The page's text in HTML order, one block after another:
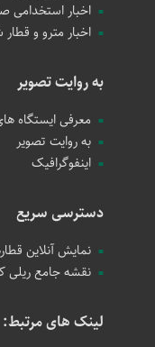
اخبار استخدامی
اخبار مترو و
به روایت تصویر
معرفی ایستگاه
به روایت تصویر
اینفوگرافیک
دسترسی سریع
نمایش آنلاین
نقشه جامع ریلی
لینک های مرتبط: